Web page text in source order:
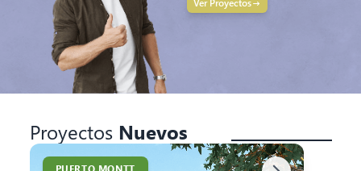
Ver Proyectos
Proyectos Nuevos